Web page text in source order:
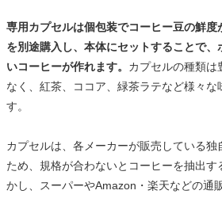
専用カプセルは個包装でコーヒー豆の鮮
を別途購入し、本体にセットすることで
いコーヒーが作れます。 カプセルの種類は
なく、紅茶、ココア、緑茶ラテなど様々な
す。
カプセルは、各メーカーが販売している独
ため、規格が合わないとコーヒーを抽出す
かし、スーパーやAmazon・楽天などの通